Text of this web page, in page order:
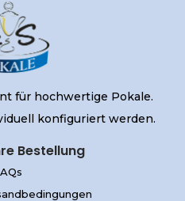
für hochwertige Pokale.
konfiguriert werden.
Bestellung